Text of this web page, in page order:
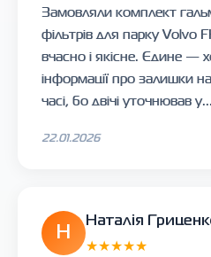
Замовляли комплект
фільтрів для парку Volvo
вчасно і якісне. Єдине —
інформації про залишки
часі, бо двічі уточнював у...
22.01.2026
Н
Наталія
★★★★★